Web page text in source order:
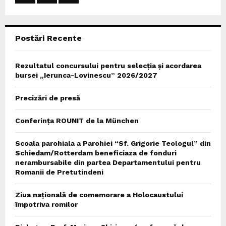
Postări Recente
Rezultatul concursului pentru selecția și acordarea
bursei „Ierunca-Lovinescu” 2026/2027
Precizări de presă
Conferința ROUNIT de la München
Scoala parohiala a Parohiei “Sf. Grigorie Teologul” din
Schiedam/Rotterdam beneficiaza de fonduri
nerambursabile din partea Departamentului pentru
Romanii de Pretutindeni
Ziua națională de comemorare a Holocaustului
împotriva romilor